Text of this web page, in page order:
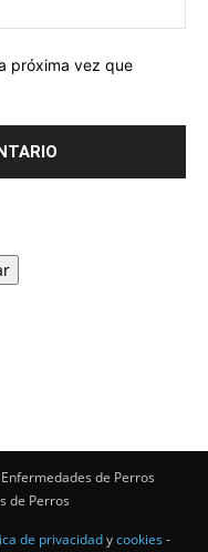
próxima vez que
Enfermedades de Perros
de Perros
de privacidadycookies -